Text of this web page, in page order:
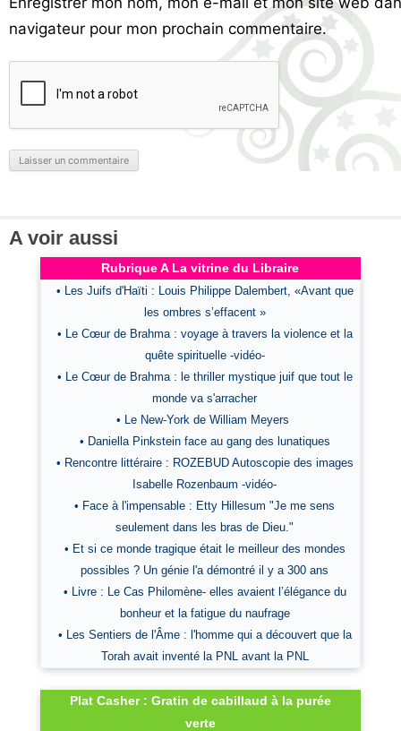
navigateur pour mon prochain commentaire.
A voir aussi
Rubrique A La vitrine du Libraire
• Les Juifs d'Haïti : Louis Philippe Dalembert, «Avant que
les ombres s’effacent »
• Le Cœur de Brahma : voyage à travers la violence et la
quête spirituelle -vidéo-
• Le Cœur de Brahma : le thriller mystique juif que tout le
monde va s'arracher
• Le New-York de William Meyers
• Daniella Pinkstein face au gang des lunatiques
• Rencontre littéraire : ROZEBUD Autoscopie des images
Isabelle Rozenbaum -vidéo-
• Face à l'impensable : Etty Hillesum "Je me sens
seulement dans les bras de Dieu."
• Et si ce monde tragique était le meilleur des mondes
possibles ? Un génie l'a démontré il y a 300 ans
• Livre : Le Cas Philomène- elles avaient l’élégance du
bonheur et la fatigue du naufrage
• Les Sentiers de l'Âme : l'homme qui a découvert que la
Torah avait inventé la PNL avant la PNL
Plat Casher : Gratin de cabillaud à la purée
verte